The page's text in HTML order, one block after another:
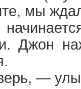
мы
Джон
—